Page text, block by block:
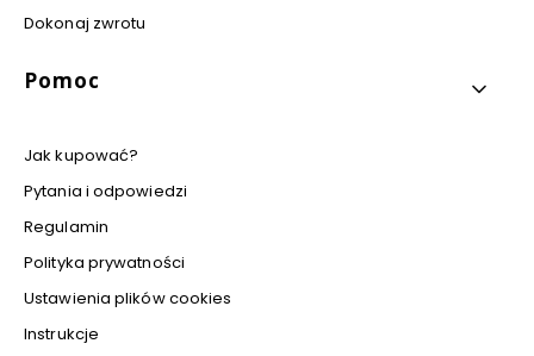
Dokonaj zwrotu
Pomoc
Jak kupować?
Pytania i odpowiedzi
Regulamin
Polityka prywatności
Ustawienia plików cookies
Instrukcje